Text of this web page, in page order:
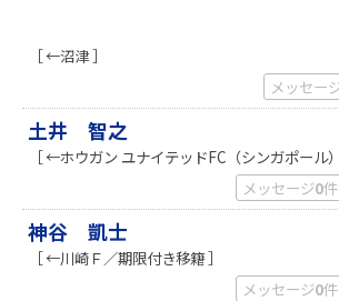
［ ←沼津 ］
メッセー
土井 智之
［ ←ホウガン ユナイテッドFC（シンガポール）
メッセージ0件
神谷 凱士
［ ←川崎Ｆ／期限付き移籍 ］
メッセージ0件